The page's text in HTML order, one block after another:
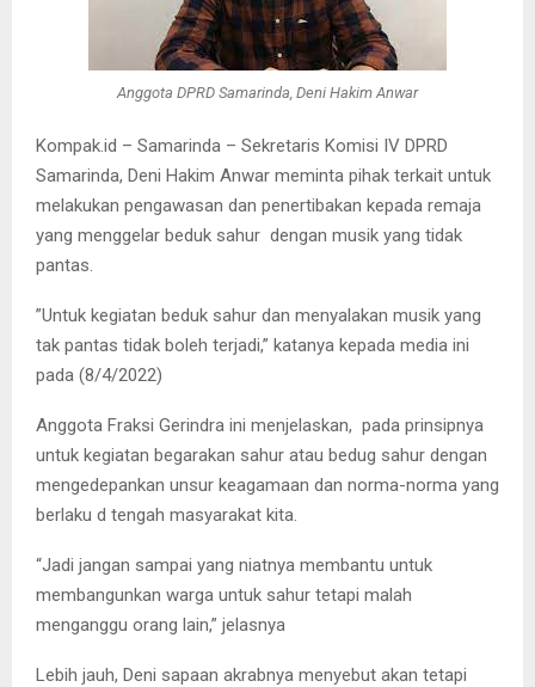
Anggota DPRD Samarinda, Deni Hakim Anwar
Kompak.id – Samarinda – Sekretaris Komisi IV DPRD
Samarinda, Deni Hakim Anwar meminta pihak terkait untuk
melakukan pengawasan dan penertibakan kepada remaja
yang menggelar beduk sahur dengan musik yang tidak
pantas.
”Untuk kegiatan beduk sahur dan menyalakan musik yang
tak pantas tidak boleh terjadi,” katanya kepada media ini
pada (8/4/2022)
Anggota Fraksi Gerindra ini menjelaskan, pada prinsipnya
untuk kegiatan begarakan sahur atau bedug sahur dengan
mengedepankan unsur keagamaan dan norma-norma yang
berlaku d tengah masyarakat kita.
“Jadi jangan sampai yang niatnya membantu untuk
membangunkan warga untuk sahur tetapi malah
menganggu orang lain,” jelasnya
Lebih jauh, Deni sapaan akrabnya menyebut akan tetapi